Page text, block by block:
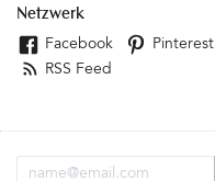
Netzwerk
Facebook Pinterest
RSS Feed
Email Adresse